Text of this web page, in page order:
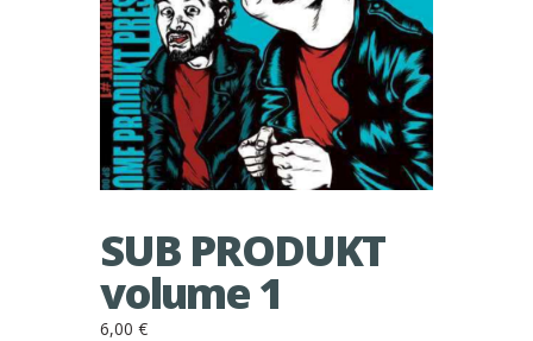
SUB PRODUKT
volume 1
6,00 €